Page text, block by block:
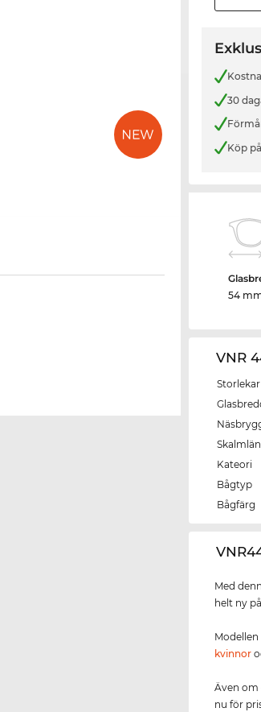
30
Köp
54
VNR
Kateori
Bågtyp
Bågfärg
Med
helt ny
Modellen
kvinnor
Även om
nu för